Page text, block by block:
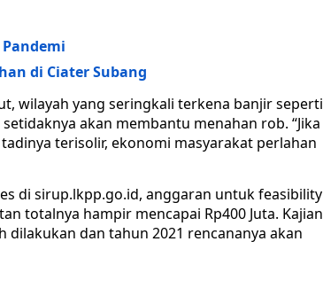
di Ciater Subang
wilayah yang seringkali terkena banjir seperti
akan membantu menahan rob. “Jika
terisolir, ekonomi masyarakat perlahan
di sirup.lkpp.go.id, anggaran untuk feasibility
totalnya hampir mencapai Rp400 Juta. Kajian
dilakukan dan tahun 2021 rencananya akan